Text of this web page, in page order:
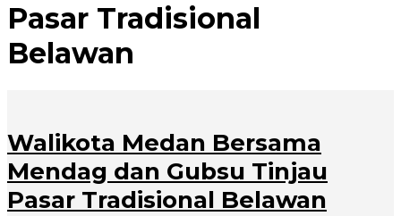
Pasar Tradisional
Belawan
Walikota Medan Bersama
Mendag dan Gubsu Tinjau
Pasar Tradisional Belawan